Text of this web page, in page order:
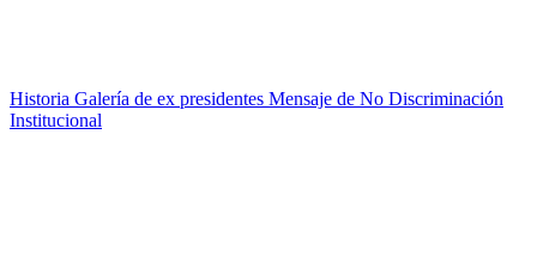
Historia Galería de ex presidentes Mensaje de No Discriminación
Institucional